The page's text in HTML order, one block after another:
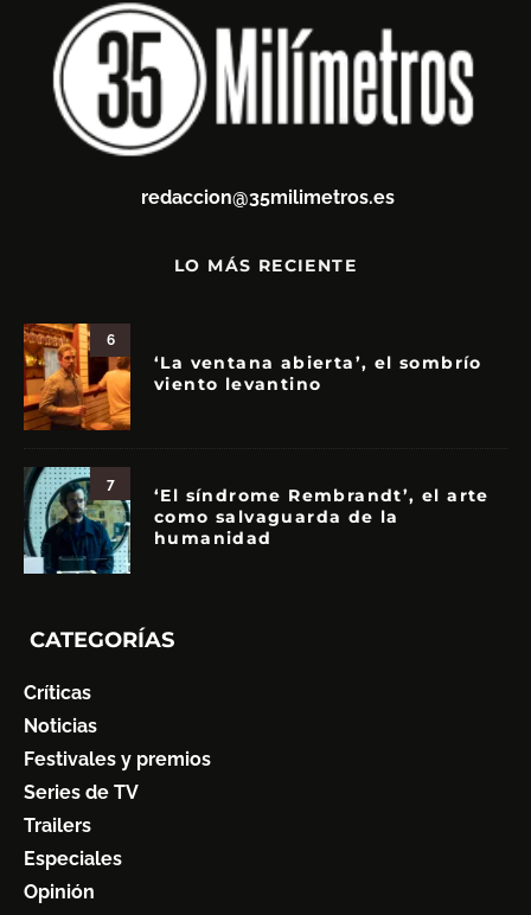
redaccion@35milimetros.es
LO MÁS RECIENTE
6
‘La ventana abierta’, el sombrío
viento levantino
7
‘El síndrome Rembrandt’, el arte
como salvaguarda de la
humanidad
CATEGORÍAS
Críticas
Noticias
Festivales y premios
Series de TV
Trailers
Especiales
Opinión